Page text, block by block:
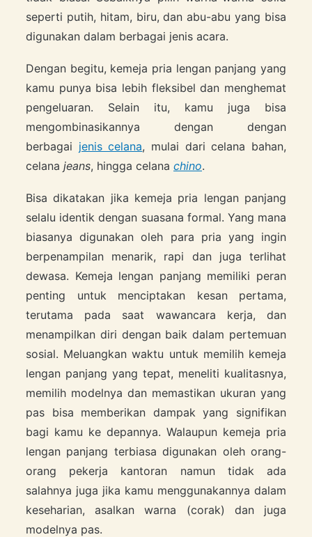
seperti putih, hitam, biru, dan abu-abu yang bisa
digunakan dalam berbagai jenis acara.
Dengan begitu, kemeja pria lengan panjang yang
kamu punya bisa lebih fleksibel dan menghemat
pengeluaran. Selain itu, kamu juga bisa
mengombinasikannya dengan dengan
berbagai jenis celana, mulai dari celana bahan,
celana jeans, hingga celana chino.
Bisa dikatakan jika kemeja pria lengan panjang
selalu identik dengan suasana formal. Yang mana
biasanya digunakan oleh para pria yang ingin
berpenampilan menarik, rapi dan juga terlihat
dewasa. Kemeja lengan panjang memiliki peran
penting untuk menciptakan kesan pertama,
terutama pada saat wawancara kerja, dan
menampilkan diri dengan baik dalam pertemuan
sosial. Meluangkan waktu untuk memilih kemeja
lengan panjang yang tepat, meneliti kualitasnya,
memilih modelnya dan memastikan ukuran yang
pas bisa memberikan dampak yang signifikan
bagi kamu ke depannya. Walaupun kemeja pria
lengan panjang terbiasa digunakan oleh orang-
orang pekerja kantoran namun tidak ada
salahnya juga jika kamu menggunakannya dalam
keseharian, asalkan warna (corak) dan juga
modelnya pas.